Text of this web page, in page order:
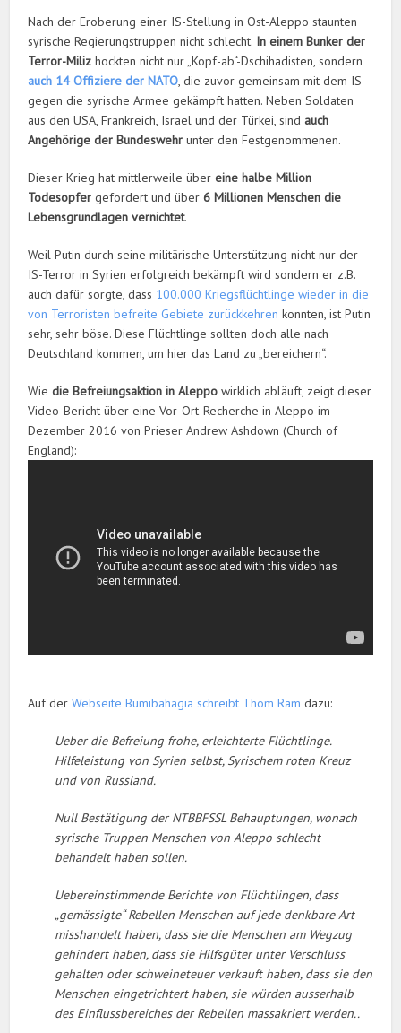
Nach der Eroberung einer IS-Stellung in Ost-Aleppo staunten
syrische Regierungstruppen nicht schlecht. In einem Bunker der
Terror-Miliz hockten nicht nur „Kopf-ab“-Dschihadisten, sondern
auch 14 Offiziere der NATO, die zuvor gemeinsam mit dem IS
gegen die syrische Armee gekämpft hatten. Neben Soldaten
aus den USA, Frankreich, Israel und der Türkei, sindauch
Angehörige der Bundeswehr unter den Festgenommenen.
Dieser Krieg hat mittlerweile übereine halbe Million
Todesopfer gefordert und über6 Millionen Menschen die
Lebensgrundlagen vernichtet.
Weil Putin durch seine militärische Unterstützung nicht nur der
IS-Terror in Syrien erfolgreich bekämpft wird sondern er z.B.
auch dafür sorgte, dass 100.000 Kriegsflüchtlinge wieder in die
von Terroristen befreite Gebiete zurückkehren konnten, ist Putin
sehr, sehr böse. Diese Flüchtlinge sollten doch alle nach
Deutschland kommen, um hier das Land zu „bereichern“.
Wiedie Befreiungsaktion in Aleppo wirklich abläuft, zeigt dieser
Video-Bericht über eine Vor-Ort-Recherche in Aleppo im
Dezember 2016 von Prieser Andrew Ashdown (Church of
England):
Auf derWebseite Bumibahagia schreibt Thom Ram dazu:
Ueber die Befreiung frohe, erleichterte Flüchtlinge.
Hilfeleistung von Syrien selbst, Syrischem roten Kreuz
und von Russland.
Null Bestätigung der NTBBFSSL Behauptungen, wonach
syrische Truppen Menschen von Aleppo schlecht
behandelt haben sollen.
Uebereinstimmende Berichte von Flüchtlingen, dass
„gemässigte“ Rebellen Menschen auf jede denkbare Art
misshandelt haben, dass sie die Menschen am Wegzug
gehindert haben, dass sie Hilfsgüter unter Verschluss
gehalten oder schweineteuer verkauft haben, dass sie den
Menschen eingetrichtert haben, sie würden ausserhalb
des Einflussbereiches der Rebellen massakriert werden..